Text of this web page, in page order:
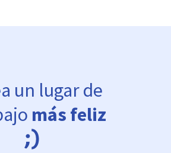
un lugar de
más feliz